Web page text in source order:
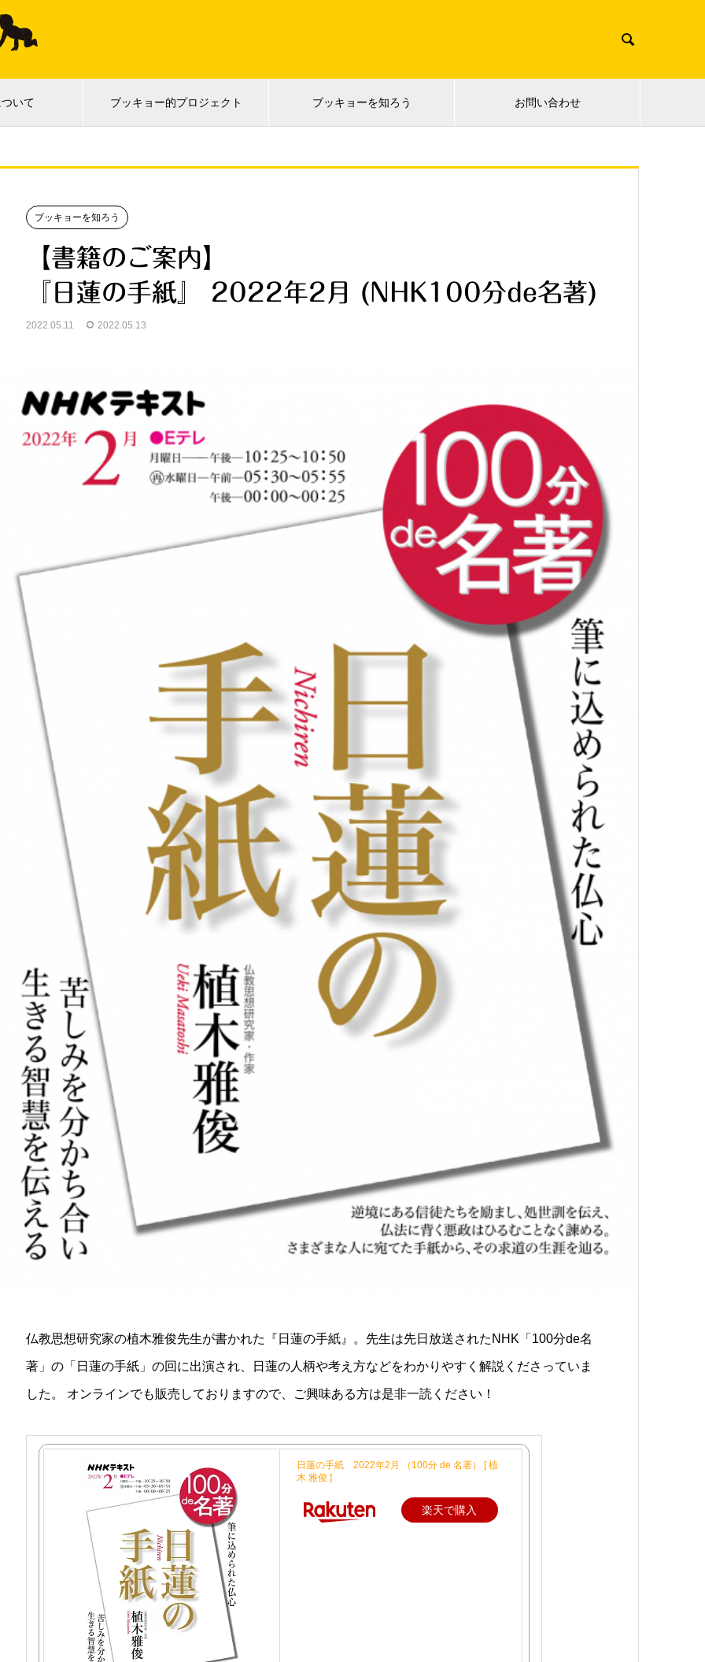

いて ブッキョー的プロジェクト ブッキョーを知ろう お問い合わせ
ブッキョーを知ろう
【書籍のご案内】
『日蓮の手紙』 2022年2月 (NHK100分de名著)
2022.05.11 2022.05.13
仏教思想研究家の植木雅俊先生が書かれた『日蓮の手紙』。先生は先日放送されたNHK「100分de名
著」の「日蓮の手紙」の回に出演され、日蓮の人柄や考え方などをわかりやすく解説くださっていま
した。 オンラインでも販売しておりますので、ご興味ある方は是非一読ください！
日蓮の手紙 2022年2月 （100分 de 名著） [ 植
木 雅俊 ]
楽天で購入